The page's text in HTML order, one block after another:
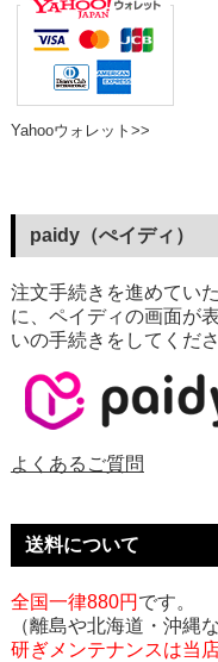
Yahooウォレット>>
paidy（ぺイディ）
注文手続きを進めてい
に、ペイディの画面が
いの手続きをしてくださ
よくあるご質問
送料について
全国一律880円 です。
（離島や北海道・沖縄
研ぎメンテナンスは当